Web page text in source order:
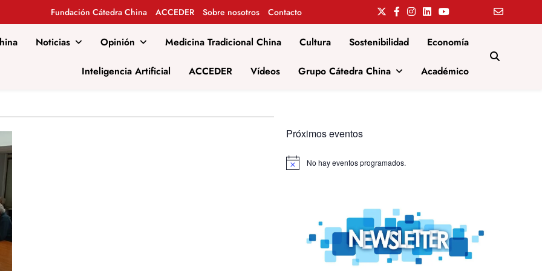
Fundación Cátedra China ACCEDER Sobre nosotros Contacto
Noticias Opinión Medicina Tradicional China Cultura Sostenibilidad Economía
Inteligencia Artificial ACCEDER Vídeos Grupo Cátedra China Académico
Próximos eventos
Aviso No hay eventos programados.